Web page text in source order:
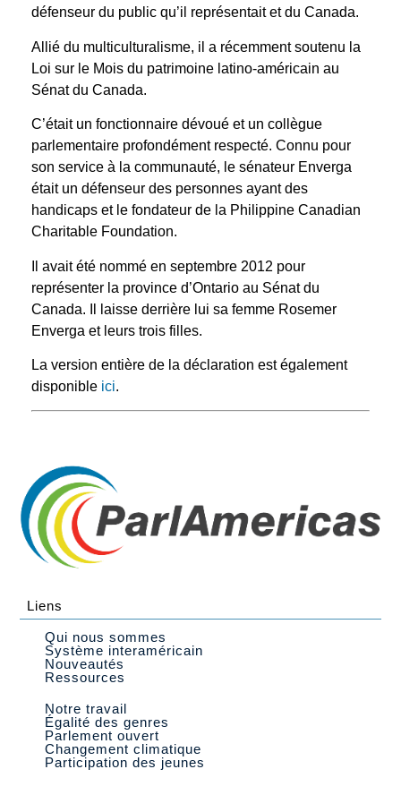
défenseur du public qu’il représentait et du Canada.
Allié du multiculturalisme, il a récemment soutenu la
Loi sur le Mois du patrimoine latino-américain au
Sénat du Canada.
C’était un fonctionnaire dévoué et un collègue
parlementaire profondément respecté. Connu pour
son service à la communauté, le sénateur Enverga
était un défenseur des personnes ayant des
handicaps et le fondateur de la Philippine Canadian
Charitable Foundation.
Il avait été nommé en septembre 2012 pour
représenter la province d’Ontario au Sénat du
Canada. Il laisse derrière lui sa femme Rosemer
Enverga et leurs trois filles.
La version entière de la déclaration est également
disponible ici.
Liens
Qui nous sommes
Système interaméricain
Nouveautés
Ressources
Notre travail
Égalité des genres
Parlement ouvert
Changement climatique
Participation des jeunes